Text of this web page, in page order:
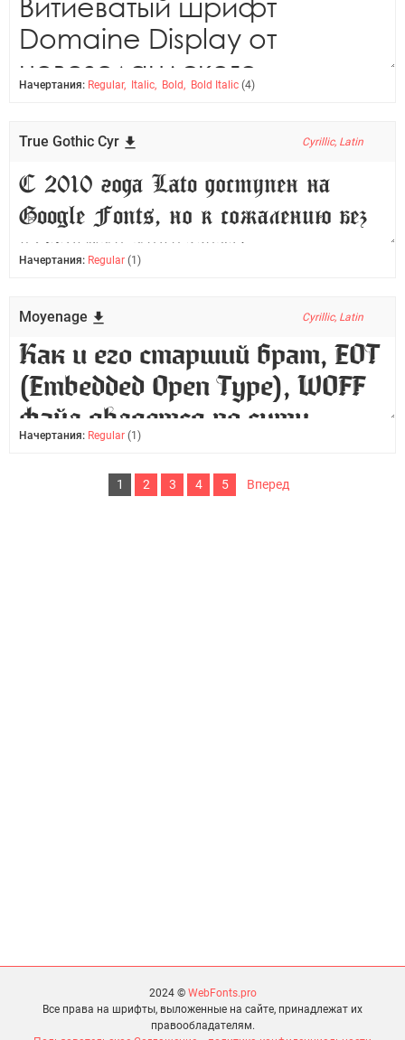
Начертания: Regular, Italic, Bold, Bold Italic (4)
True Gothic Cyr Cyrillic, Latin
Начертания: Regular (1)
Moyenage Cyrillic, Latin
Начертания: Regular (1)
1 2 3 4 5 Вперед
2024 © WebFonts.pro
Все права на шрифты, выложенные на сайте, принадлежат их
правообладателям.